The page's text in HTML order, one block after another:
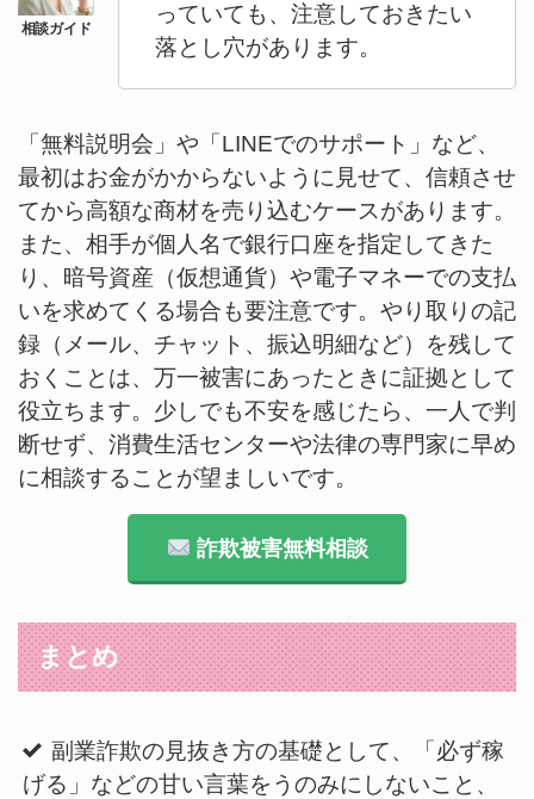
っていても、注意しておきたい
落とし穴があります。
「無料説明会」や「LINEでのサポート」など、
最初はお金がかからないように見せて、信頼させ
てから高額な商材を売り込むケースがあります。
また、相手が個人名で銀行口座を指定してきた
り、暗号資産（仮想通貨）や電子マネーでの支払
いを求めてくる場合も要注意です。やり取りの記
録（メール、チャット、振込明細など）を残して
おくことは、万一被害にあったときに証拠として
役立ちます。少しでも不安を感じたら、一人で判
断せず、消費生活センターや法律の専門家に早め
に相談することが望ましいです。
詐欺被害無料相談
まとめ
副業詐欺の見抜き方の基礎として、「必ず稼
げる」などの甘い言葉をうのみにしないこと、